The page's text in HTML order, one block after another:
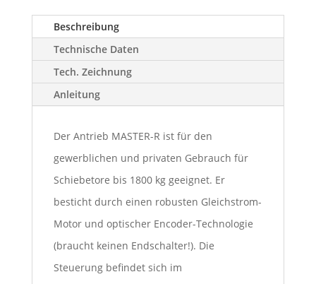
Beschreibung
Technische Daten
Tech. Zeichnung
Anleitung
Der Antrieb MASTER-R ist für den
gewerblichen und privaten Gebrauch für
Schiebetore bis 1800 kg geeignet. Er
besticht durch einen robusten Gleichstrom-
Motor und optischer Encoder-Technologie
(braucht keinen Endschalter!). Die
Steuerung befindet sich im